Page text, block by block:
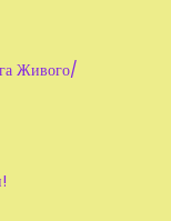
Живого/